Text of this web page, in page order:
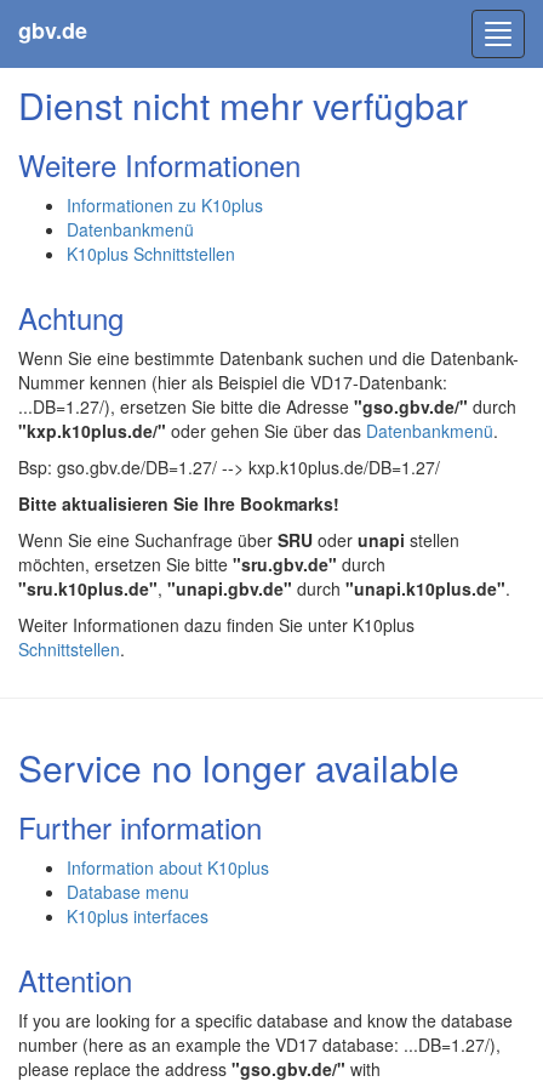
gbv.de
Dienst nicht mehr verfügbar
Weitere Informationen
Informationen zu K10plus
Datenbankmenü
K10plus Schnittstellen
Achtung
Wenn Sie eine bestimmte Datenbank suchen und die Datenbank-
Nummer kennen (hier als Beispiel die VD17-Datenbank:
...DB=1.27/), ersetzen Sie bitte die Adresse "gso.gbv.de/" durch
"kxp.k10plus.de/" oder gehen Sie über das Datenbankmenü.
Bsp: gso.gbv.de/DB=1.27/ --> kxp.k10plus.de/DB=1.27/
Bitte aktualisieren Sie Ihre Bookmarks!
Wenn Sie eine Suchanfrage über SRU oder unapi stellen
möchten, ersetzen Sie bitte "sru.gbv.de" durch
"sru.k10plus.de", "unapi.gbv.de" durch "unapi.k10plus.de".
Weiter Informationen dazu finden Sie unter K10plus
Schnittstellen.
Service no longer available
Further information
Information about K10plus
Database menu
K10plus interfaces
Attention
If you are looking for a specific database and know the database
number (here as an example the VD17 database: ...DB=1.27/),
please replace the address "gso.gbv.de/" with